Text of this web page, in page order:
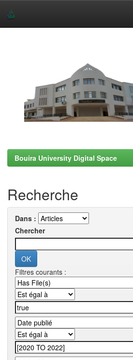
Bouira University Digital Space
Recherche
Dans :
Chercher
Filtres courants :